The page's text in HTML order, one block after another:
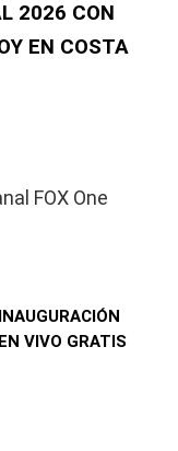
2026 CON
EN COSTA
FOX One
VIVO GRATIS